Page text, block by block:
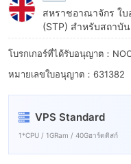
สหราชอาณาจักร ใ
(STP) สำหรับสถาบัน
โบรกเกอร์ที่ได้รับอนุญาต：
หมายเลขใบอนุญาต：631382
VPS Standard
1*CPU / 1GRam / 40Gฮาร์ดดิสก์